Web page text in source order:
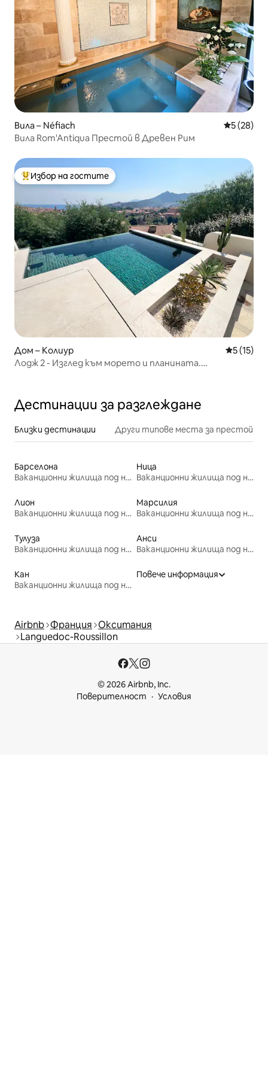
Вила – Néfiach Средна
5 (28)
Вила Rom'Antiqua Престой в Древен Рим
Най-популярен избор на гостите
Избор на гостите
Дом – Колиур Средна
5 (15)
Лодж 2 - Изглед към морето и планината.
Дестинации за разглеждане
Близки дестинации Други типове места за престой
Барселона
Ваканционни жилища под наем
Ница
Ваканционни жилища под наем
Лион
Ваканционни жилища под наем
Марсилия
Ваканционни жилища под наем
Тулуза
Ваканционни жилища под наем
Анси
Ваканционни жилища под наем
Кан
Ваканционни жилища под наем
Повече информация
Airbnb Франция Окситания
Languedoc-Roussillon
© 2026 Airbnb, Inc.
Поверителност
Условия